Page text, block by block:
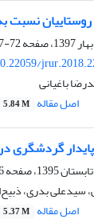
نسبت به
72-87
باغیانی
اصل مقاله 5.84 M
گردشگری
بدری،
اصل مقاله 5.37 M